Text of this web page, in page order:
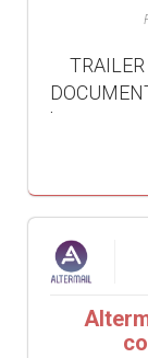
TRAILER : https://youtu.be/mT_OSlZ7WE0
https://